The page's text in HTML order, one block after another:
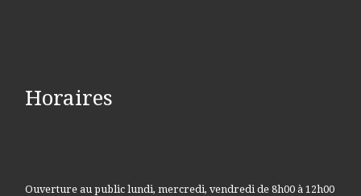
Horaires
Ouverture au public lundi, mercredi, vendredi de 8h00 à 12h00